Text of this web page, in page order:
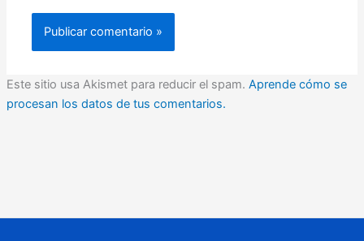
Este sitio usa Akismet para reducir el spam. Aprende cómo se
procesan los datos de tus comentarios.